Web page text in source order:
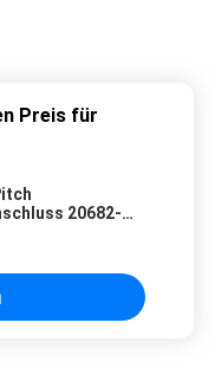
Preis für
20682-